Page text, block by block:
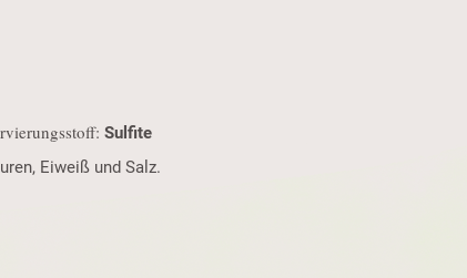
Sulfite
Eiweiß und Salz.